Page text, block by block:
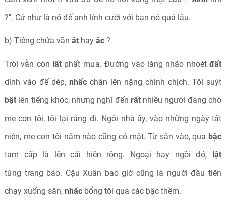
?". Cứ như là nó để anh lính cười với bạn nó quá lâu.
b) Tiếng chứa vần âthay âc?
Trời vẫn còn lất phất mưa. Đường vào làng nhão nhoétđất
dính vào đế dép, nhấcchân lên nặng chình chịch. Tôi suýt
bậtlên tiếng khóc, nhưng nghĩ đến rấtnhiều người đang chờ
mẹ con tôi, tôi lại ráng đi. Ngôi nhà ấy, vào những ngày tất
niên, mẹ con tôi năm nào cũng có mặt. Từ sân vào, qua bậc
tam cấp là lên cái hiên rộng. Ngoại hay ngồi đó, lật
từng trang báo. Cậu Xuân bao giờ cũng là người đầu tiên
chạy xuống sân, nhấcbổng tôi qua các bậc thềm.